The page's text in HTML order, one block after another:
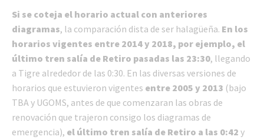
Si se coteja el horario actual con anteriores
diagramas, la comparación dista de ser halagüeña. En los
horarios vigentes entre 2014 y 2018, por ejemplo, el
último tren salía de Retiro pasadas las 23:30, llegando
a Tigre alrededor de las 0:30. En las diversas versiones de
horarios que estuvieron vigentes entre 2005 y 2013 (bajo
TBA y UGOMS, antes de que comenzaran las obras de
renovación que trajeron consigo los diagramas de
emergencia), el último tren salía de Retiro a las 0:42 y